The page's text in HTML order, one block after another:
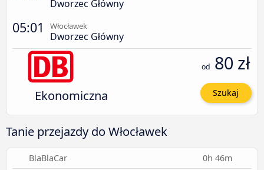
Dworzec Główny
05:01 Włocławek
Dworzec Główny
Ekonomiczna
od 80 zł
Szukaj
Tanie przejazdy do Włocławek
BlaBlaCar 0h 46m